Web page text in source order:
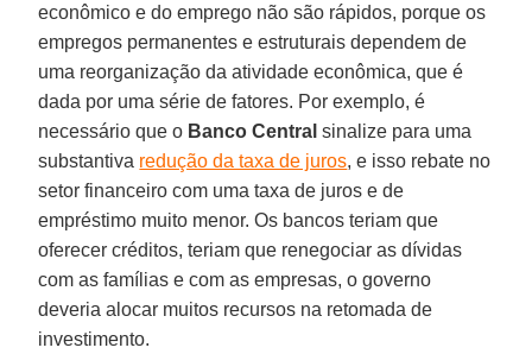
econômico e do emprego não são rápidos, porque os
empregos permanentes e estruturais dependem de
uma reorganização da atividade econômica, que é
dada por uma série de fatores. Por exemplo, é
necessário que o Banco Central sinalize para uma
substantiva redução da taxa de juros, e isso rebate no
setor financeiro com uma taxa de juros e de
empréstimo muito menor. Os bancos teriam que
oferecer créditos, teriam que renegociar as dívidas
com as famílias e com as empresas, o governo
deveria alocar muitos recursos na retomada de
investimento.